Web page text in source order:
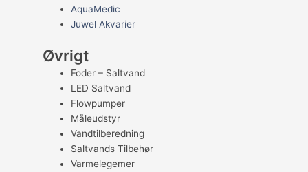
AquaMedic
Juwel Akvarier
Øvrigt
Foder – Saltvand
LED Saltvand
Flowpumper
Måleudstyr
Vandtilberedning
Saltvands Tilbehør
Varmelegemer